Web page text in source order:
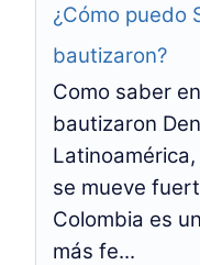
¿Cómo puedo
bautizaron?
Como saber
bautizaron
se mueve
Colombia es
más fe...